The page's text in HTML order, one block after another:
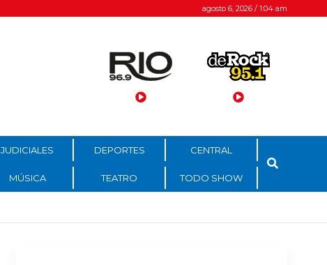
agosto 6, 2026 / 1:04 am
JUDICIALES DEPORTES CENTRAL
MÚSICA TEATRO TODO SHOW